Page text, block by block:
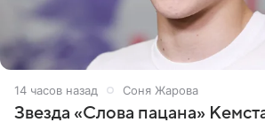
14 часов назад Соня Жарова
Звезда «Слова пацана»